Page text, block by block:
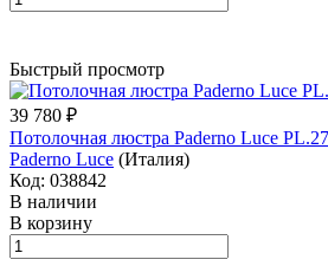
Быстрый просмотр
39 780 ₽
Потолочная люстра Paderno Luce
Paderno Luce (Италия)
Код: 038842
В наличии
В корзину